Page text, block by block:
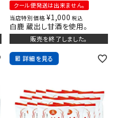
クール便発送は出来ません。
当店特別価格 ¥1,000 税込
白鹿 蔵出し甘酒を使用。
販売を終了しました。
詳細を見る